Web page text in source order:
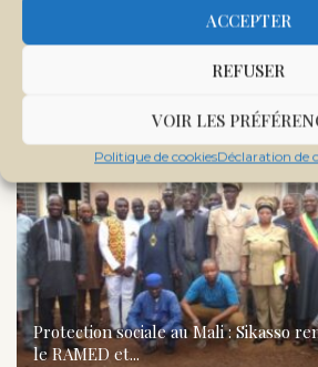
ACCEPTER
REFUSER
VOIR LES
Politique de cookiesDéclaration de
DANS LA MÊME RUBRIQUE
Protection sociale au Mali : Sikasso
le RAMED et...